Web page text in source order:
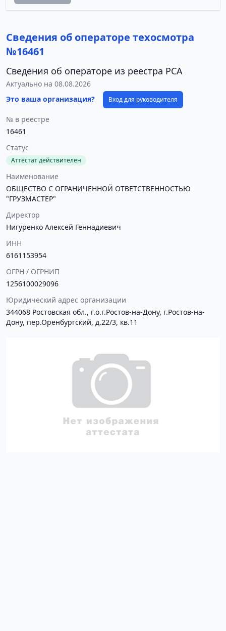
Сведения об операторе техосмотра
№16461
Сведения об операторе из реестра РСА
Актуально на 08.08.2026
Это ваша организация?
Вход для руководителя
№ в реестре
16461
Статус
Аттестат действителен
Наименование
ОБЩЕСТВО С ОГРАНИЧЕННОЙ ОТВЕТСТВЕННОСТЬЮ
"ГРУЗМАСТЕР"
Директор
Нигуренко Алексей Геннадиевич
ИНН
6161153954
ОГРН / ОГРНИП
1256100029096
Юридический адрес организации
344068 Ростовская обл., г.о.г.Ростов-на-Дону, г.Ростов-на-
Дону, пер.Оренбургский, д.22/3, кв.11